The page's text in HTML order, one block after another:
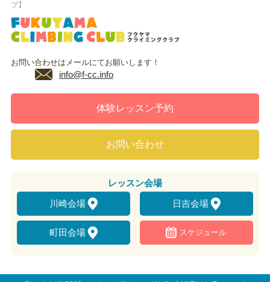
ブ】
お問い合わせはメールにてお願いします！
info@f-cc.info
体験レッスン予約
お問い合わせ
レッスン会場
川崎会場
日吉会場
町田会場 スケジュール